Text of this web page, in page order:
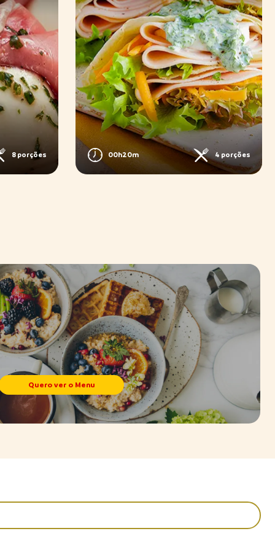
8 porções 00h20m 4 porções
Quero ver o Menu